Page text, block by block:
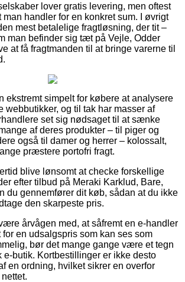
lover gratis levering, men oftest
handler for en konkret sum. I øvrigt
mest betalelige fragtløsning, der tit –
man befinder sig tæt på Vejle, Odder
at få fragtmanden til at bringe varerne til
ekstremt simpelt for købere at analysere
webbutikker, og til tak har masser af
set sig nødsaget til at sænke
af deres produkter – til piger og
også til damer og herrer – kolossalt,
præstere portofri fragt.
blive lønsomt at checke forskellige
efter tilbud på Meraki Karklud, Bare,
du gennemfører dit køb, sådan at du ikke
den skarpeste pris.
årvågen med, at såfremt en e-handler
en udsalgspris som kan ses som
bør det mange gange være et tegn
e-butik. Kortbestillinger er ikke desto
en ordning, hvilket sikrer en overfor